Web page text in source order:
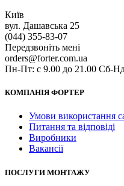
Київ
вул. Дашавська 25
(044) 355-83-07
Передзвоніть мені
orders@forter.com.ua
Пн-Пт: с 9.00 до 21.00 Сб-
КОМПАНІЯ ФОРТЕР
Умови використання
Питання та відповіді
Виробники
Вакансії
ПОСЛУГИ МОНТАЖУ